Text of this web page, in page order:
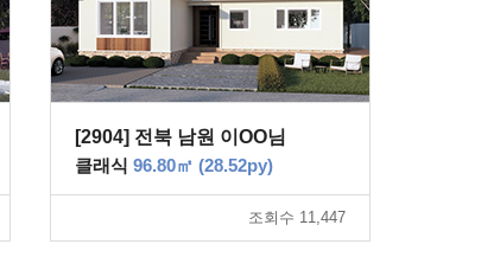
[2904] 전북 남원 이OO님
클래식 96.80㎡ (28.52py)
조회수 11,447